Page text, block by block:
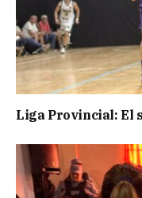
Liga Provincial: El